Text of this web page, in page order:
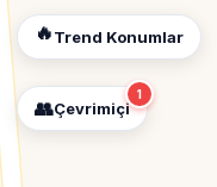
🔥Trend Konumlar
👥Çevrimiçi
1